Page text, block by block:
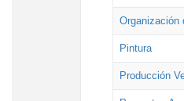
Organización
Pintura
Producción